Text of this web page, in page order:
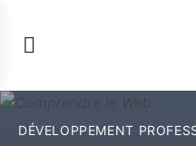
DÉVELOPPEMENT